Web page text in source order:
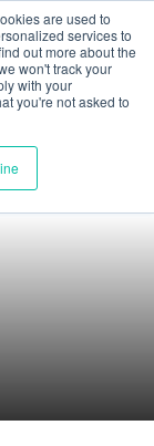
are used to
services to
out more about the
won't track your
with your
you're not asked to
attraverso
di